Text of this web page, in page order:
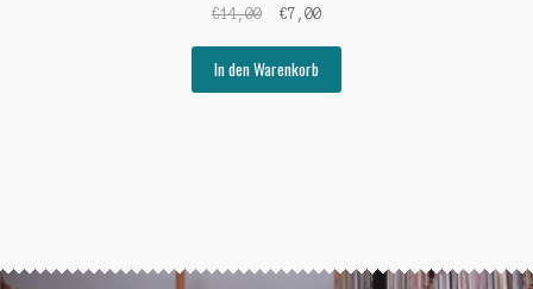
€14,00
Ursprünglicher
war:
€14,00
€7,00Aktueller
€7,00.
In den Warenkorb